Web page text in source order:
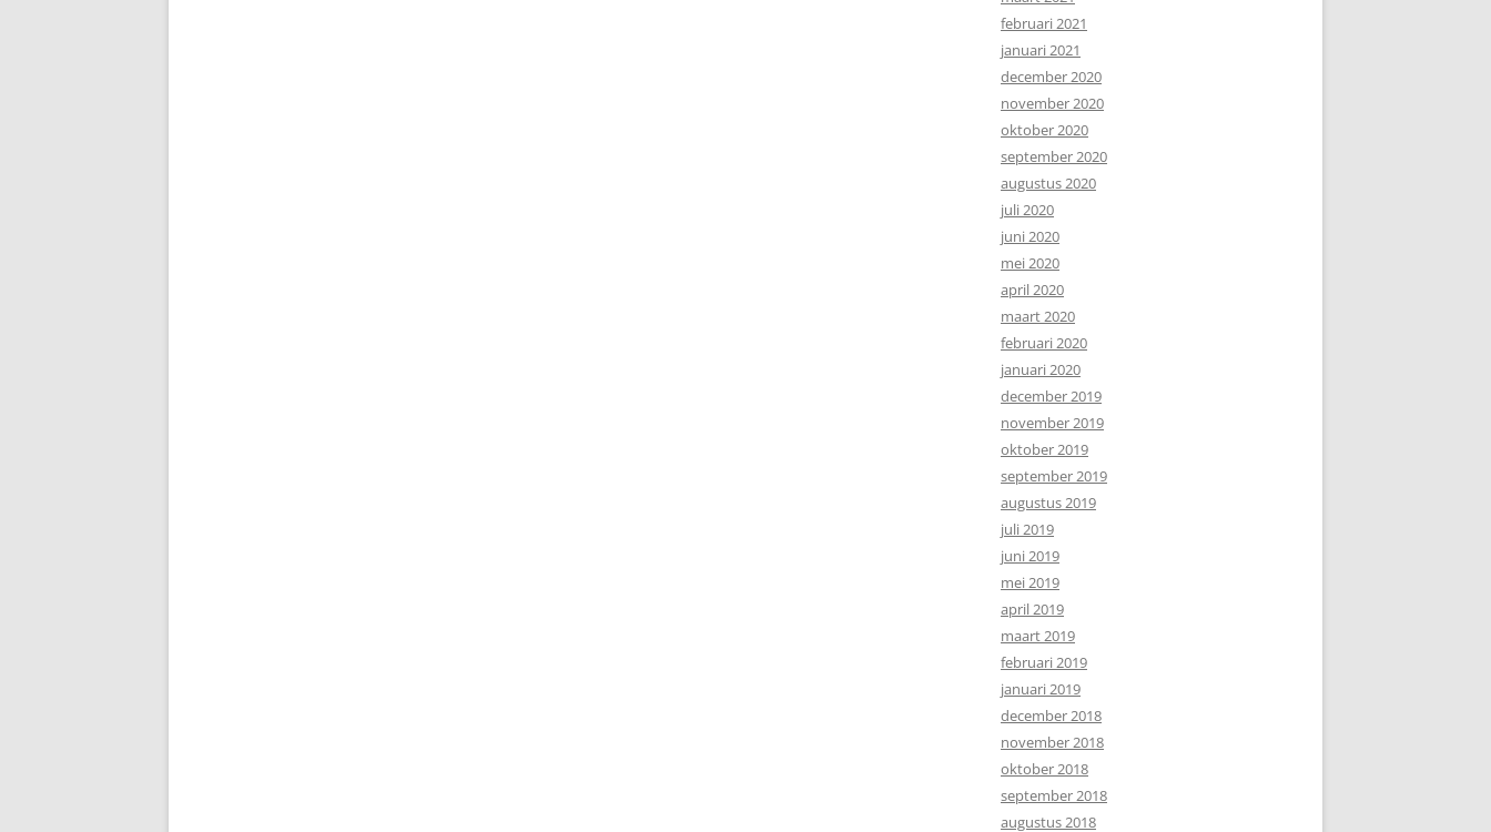
februari 2021
januari 2021
december 2020
november 2020
oktober 2020
september 2020
augustus 2020
juli 2020
juni 2020
mei 2020
april 2020
maart 2020
februari 2020
januari 2020
december 2019
november 2019
oktober 2019
september 2019
augustus 2019
juli 2019
juni 2019
mei 2019
april 2019
maart 2019
februari 2019
januari 2019
december 2018
november 2018
oktober 2018
september 2018
augustus 2018